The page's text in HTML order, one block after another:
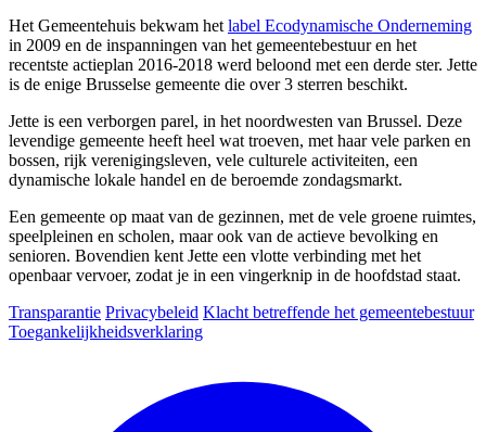
Het Gemeentehuis bekwam het label Ecodynamische Onderneming
in 2009 en de inspanningen van het gemeentebestuur en het
recentste actieplan 2016-2018 werd beloond met een derde ster. Jette
is de enige Brusselse gemeente die over 3 sterren beschikt.
Image
Jette is een verborgen parel, in het noordwesten van Brussel. Deze
levendige gemeente heeft heel wat troeven, met haar vele parken en
bossen, rijk verenigingsleven, vele culturele activiteiten, een
dynamische lokale handel en de beroemde zondagsmarkt.
Een gemeente op maat van de gezinnen, met de vele groene ruimtes,
speelpleinen en scholen, maar ook van de actieve bevolking en
senioren. Bovendien kent Jette een vlotte verbinding met het
openbaar vervoer, zodat je in een vingerknip in de hoofdstad staat.
Transparantie Privacybeleid Klacht betreffende het gemeentebestuur
Toegankelijkheidsverklaring